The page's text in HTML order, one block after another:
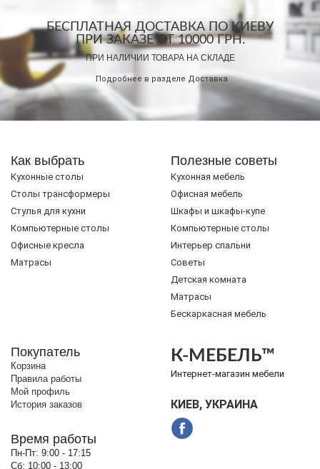
БЕСПЛАТНАЯ ДОСТАВКА ПО КИЕВУ
ПРИ ЗАКАЗЕ ОТ 10000 ГРН.
ПРИ НАЛИЧИИ ТОВАРА НА СКЛАДЕ
Подробнее в разделе Доставка
Как выбрать
Кухонные столы
Cтолы трансформеры
Стулья для кухни
Компьютерные столы
Офисные кресла
Матрасы
Полезные советы
Кухонная мебель
Офисная мебель
Шкафы и шкафы-купе
Компьютерные столы
Интерьер спальни
Советы
Детская комната
Матрасы
Бескаркасная мебель
Покупатель
Корзина
Правила работы
Мой профиль
История заказов
Время работы
Пн-Пт: 9:00 - 17:15
Сб: 10:00 - 13:00
К-МЕБЕЛЬ™
Интернет-магазин мебели
КИЕВ, УКРАИНА